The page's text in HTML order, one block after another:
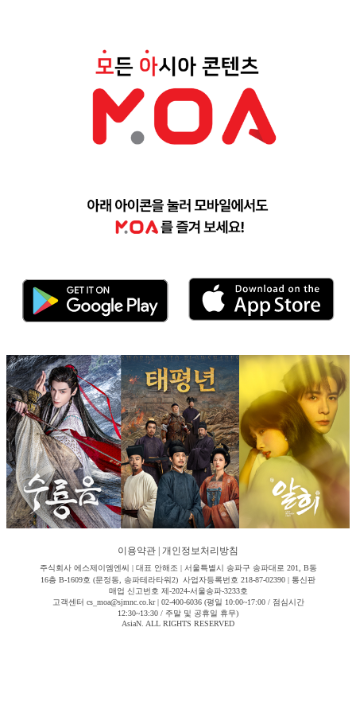
이용약관 개인정보처리방침
주식회사 에스제이엠엔씨 | 대표 안해조 | 서울특별시 송파구 송파대로 201, B동
16층 B-1609호 (문정동, 송파테라타워2) 사업자등록번호 218-87-02390 | 통신판
매업 신고번호 제-2024-서울송파-3233호
고객센터 cs_moa@sjmnc.co.kr | 02-400-6036 (평일 10:00~17:00 / 점심시간
12:30~13:30 / 주말 및 공휴일 휴무)
AsiaN. ALL RIGHTS RESERVED